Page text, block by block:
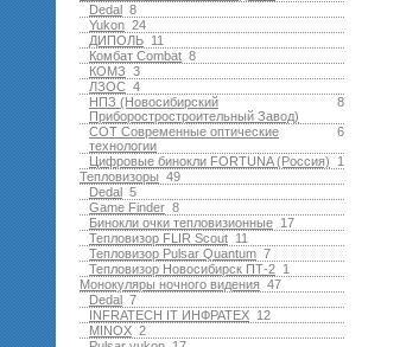
8
Dedal
24
Yukon
11
ДИПОЛЬ
8
Комбат Combat
3
КОМЗ
4
ЛЗОС
8
НПЗ (Новосибирский
Приборостростроительный Завод)
6
СОТ Современные оптические
технологии
1
Цифровые бинокли FORTUNA (Россия)
49
Тепловизоры
5
Dedal
8
Game Finder
17
Бинокли очки тепловизионные
11
Тепловизор FLIR Scout
7
Тепловизор Pulsar Quantum
1
Тепловизор Новосибирск ПТ-2
47
Монокуляры ночного видения
7
Dedal
12
INFRATECH IT ИНФРАТЕХ
2
MINOX